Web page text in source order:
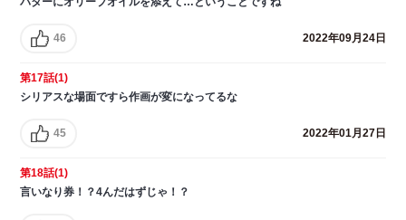
46 2022年09月24日
第17話(1)
シリアスな場面ですら作画が変になってるな
45 2022年01月27日
第18話(1)
言いなり券！？4んだはずじゃ！？